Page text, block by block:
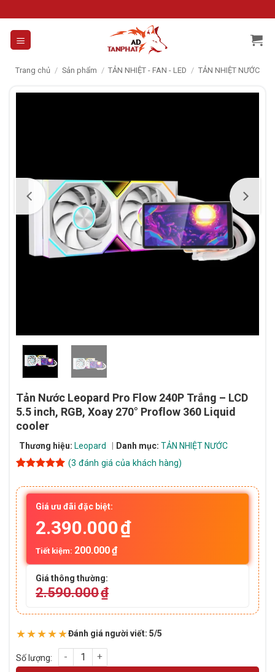
to
content
Trang chủ / Sản phẩm / TẢN NHIỆT - FAN - LED / TẢN NHIỆT NƯỚC
Tản Nước Leopard Pro Flow 240P Trắng – LCD
5.5 inch, RGB, Xoay 270° Proflow 360 Liquid
cooler
Thương hiệu: Leopard Danh mục: TẢN NHIỆT NƯỚC
dựa trên
đánh giá
(3 đánh giá của khách hàng)
Giá ưu đãi đặc biệt:
2.390.000₫
Tiết kiệm: 200.000₫
Giá thông thường:
2.590.000₫
★★★★★Đánh giá người viết: 5/5
Tản Nước Leopard Pro Flow 240P Trắng – LCD 5.5 inch,